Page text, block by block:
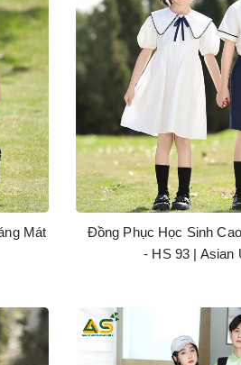
Mát
Đồng Phục Học Sinh
- HS 93 | Asian